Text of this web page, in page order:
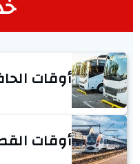
أوقات
أوقات